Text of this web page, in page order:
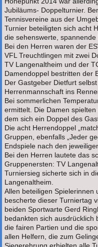
Jubiläums- Doppelturnier.
Tennisvereine aus der
Turnier beteiligten sich acht
die sehenswerte, spannende
Bei den Herren waren der
VFL Treuchtlingen mit zwei
TV Langenaltheim und der
Damendoppel bestritten der
Der Gastgeber Dietfurt
Herrenmannschaft ins
Bei sommerlichen
ermittelt. Die Damen
dem sich ein Doppel des
Die acht Herrendoppel
Gruppen, ebenfalls „Jeder
Endspiele nach den
Bei den Herren lautete das
Gruppenersten: TV
Turniersieg sicherte sich in
Langenaltheim.
Allen beteiligen Spielerinnen
bescherte dieser Turniertag
beiden Sportwarte Gerd
bedankten sich ausdrücklich
die fairen Partien und die
allen Helfern, die zum